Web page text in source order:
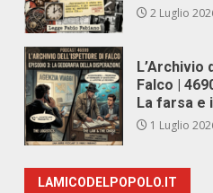
2 Luglio
L’Archivio
Falco |
La farsa e
1 Luglio
LAMICODELPOPOLO.IT